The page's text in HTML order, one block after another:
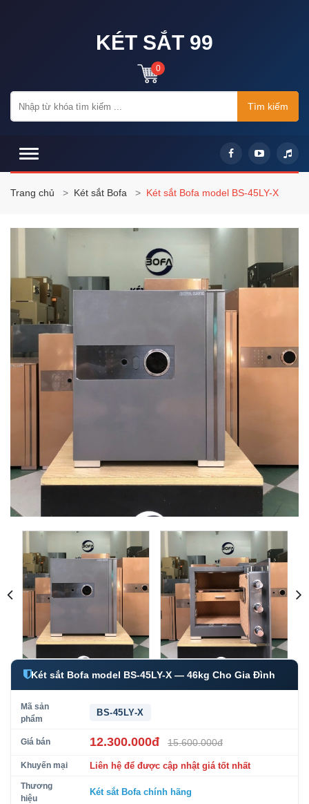
KÉT SẮT 99
0
Tìm kiếm
Trang chủ Két sắt Bofa Két sắt Bofa model BS-45LY-X
Két sắt Bofa model BS-45LY-X — 46kg Cho Gia Đình
Mã sản
phẩm
BS-45LY-X
Giá bán 12.300.000đ 15.600.000đ
Khuyến mại Liên hệ để được cập nhật giá tốt nhất
Thương
hiệu
Két sắt Bofa chính hãng